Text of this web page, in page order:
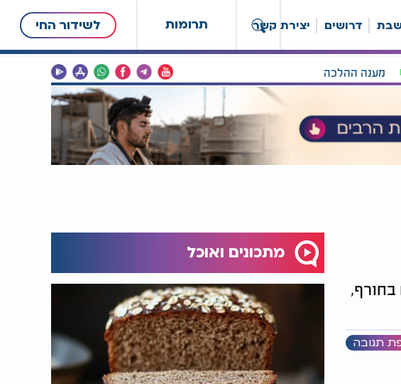
תרומות לשידור החי דרושים יצירת קשר
מענה ההלכה
תגובה
מתכונים ואוכל